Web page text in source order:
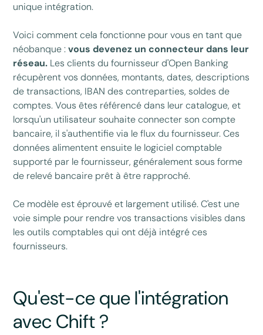
unique intégration.
Voici comment cela fonctionne pour vous en tant que
néobanque :vous devenez un connecteur dans leur
réseau. Les clients du fournisseur d'Open Banking
récupèrent vos données, montants, dates, descriptions
de transactions, IBAN des contreparties, soldes de
comptes. Vous êtes référencé dans leur catalogue, et
lorsqu'un utilisateur souhaite connecter son compte
bancaire, il s'authentifie via le flux du fournisseur. Ces
données alimentent ensuite le logiciel comptable
supporté par le fournisseur, généralement sous forme
de relevé bancaire prêt à être rapproché.
Ce modèle est éprouvé et largement utilisé. C'est une
voie simple pour rendre vos transactions visibles dans
les outils comptables qui ont déjà intégré ces
fournisseurs.
Qu'est-ce que l'intégration
avec Chift ?